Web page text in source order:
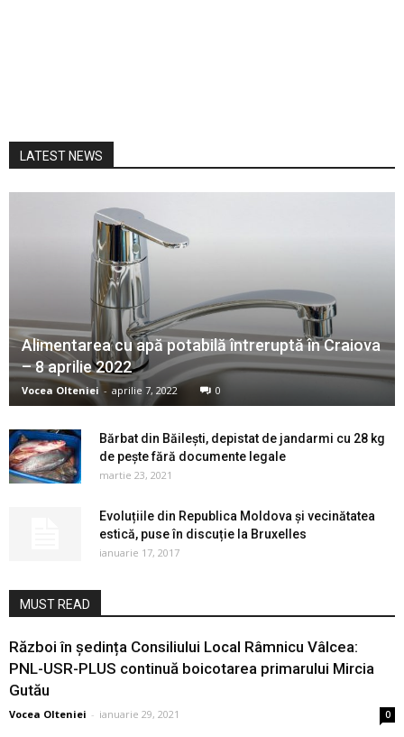
LATEST NEWS
Alimentarea cu apă potabilă întreruptă în Craiova
– 8 aprilie 2022
Vocea Olteniei - aprilie 7, 2022 0
Bărbat din Băileşti, depistat de jandarmi cu 28 kg
de peşte fără documente legale
martie 23, 2021
Evoluțiile din Republica Moldova și vecinătatea
estică, puse în discuție la Bruxelles
ianuarie 17, 2017
MUST READ
Război în ședința Consiliului Local Râmnicu Vâlcea:
PNL-USR-PLUS continuă boicotarea primarului Mircia
Gutău
Vocea Olteniei - ianuarie 29, 2021 0